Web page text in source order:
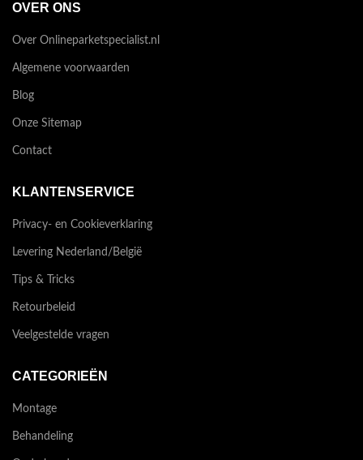
OVER ONS
Over Onlineparketspecialist.nl
Algemene voorwaarden
Blog
Onze Sitemap
Contact
KLANTENSERVICE
Privacy- en Cookieverklaring
Levering Nederland/België
Tips & Tricks
Retourbeleid
Veelgestelde vragen
CATEGORIEËN
Montage
Behandeling